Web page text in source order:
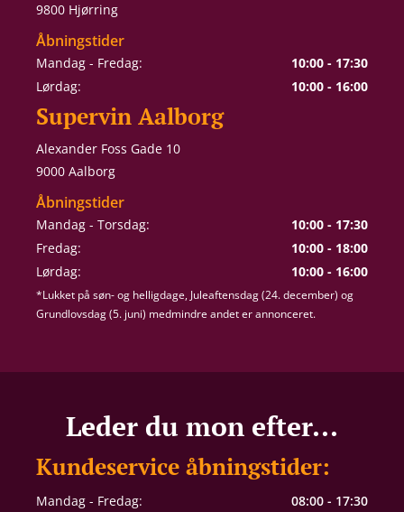
9800 Hjørring
Åbningstider
Mandag - Fredag:
10:00 - 17:30
Lørdag:
10:00 - 16:00
Supervin Aalborg
Alexander Foss Gade 10
9000 Aalborg
Åbningstider
Mandag - Torsdag:
10:00 - 17:30
Fredag:
10:00 - 18:00
Lørdag:
10:00 - 16:00
*Lukket på søn- og helligdage, Juleaftensdag (24. december) og
Grundlovsdag (5. juni) medmindre andet er annonceret.
Leder du mon efter...
Kundeservice åbningstider:
Mandag - Fredag:
08:00 - 17:30